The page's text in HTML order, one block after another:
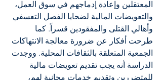
المعتقلين وإعادة إدماجهم في سوق العمل،
والتعويضات المالية لضحايا الفصل التعسفي
وأهالي القتلى والمفقودين قسراً. كما
طرحت أفكار عن ضرورة معالجة الانتهاكات
الجمعية المتعلقة بالثقافات المحلية. ووجدت
الدراسة أنه يجب تقديم تعويضات مالية
للمتضررين وتقديم خدمات مجانية لهم،